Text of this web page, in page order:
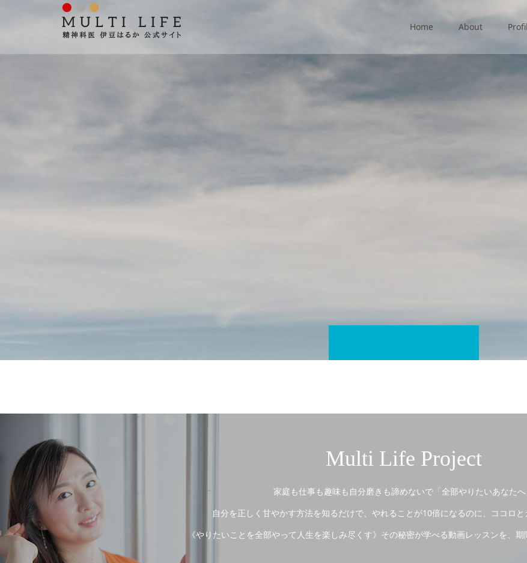
Home About
Multi Life Project
家庭も仕事も趣味も自分磨きも諦めないで「全部やりたいあなたへ
自分を正しく甘やかす方法を知るだけで、やれることが10倍になるのに、ココロと
《やりたいことを全部やって人生を楽しみ尽くす》その秘密が学べる動画レッスンを、期